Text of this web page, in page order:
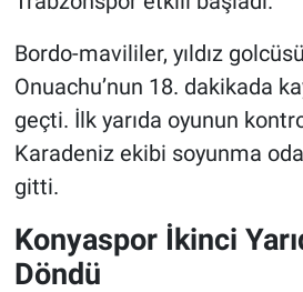
Bordo-mavililer, yıldız
Onuachu’nun 18. dakikada
geçti. İlk yarıda oyunun
Karadeniz ekibi soyunma
gitti.
Konyaspor İkinci
Döndü